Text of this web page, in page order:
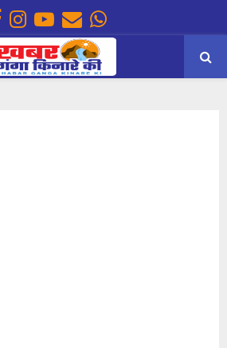
Facebook
Instagram
Youtube
EmailWhatsapp